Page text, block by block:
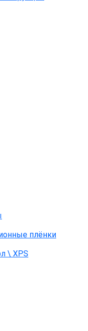
плёнки
\ XPS